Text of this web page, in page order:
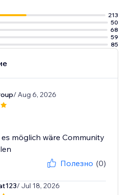
213
50
68
59
85
/ Aug 6, 2026
möglich wäre Community
Полезно (0)
/ Jul 18, 2026